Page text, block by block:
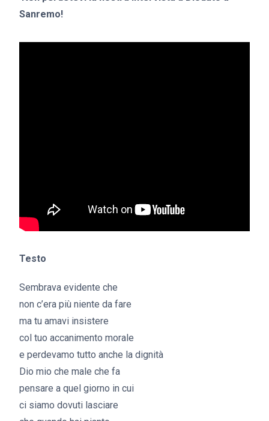
Sanremo!
Testo
Sembrava evidente che
non c’era più niente da fare
ma tu amavi insistere
col tuo accanimento morale
e perdevamo tutto anche la dignità
Dio mio che male che fa
pensare a quel giorno in cui
ci siamo dovuti lasciare